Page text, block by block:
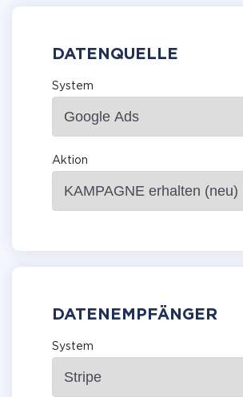
DATENQUELLE
System
Aktion
DATENEMPFÄNGER
System